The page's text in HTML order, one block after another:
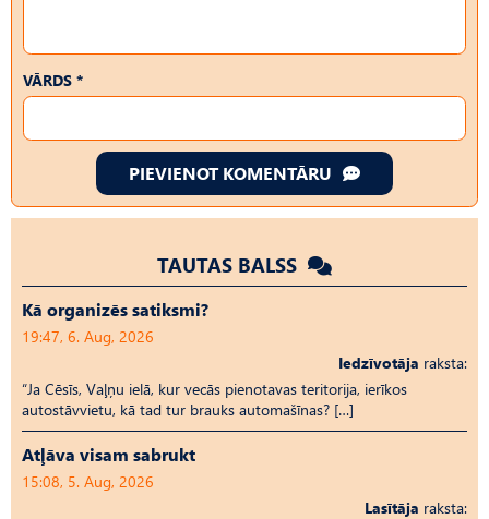
VĀRDS *
PIEVIENOT KOMENTĀRU
TAUTAS BALSS
Kā organizēs satiksmi?
19:47, 6. Aug, 2026
Iedzīvotāja raksta:
“Ja Cēsīs, Vaļņu ielā, kur vecās pienotavas teritorija, ierīkos
autostāvvietu, kā tad tur brauks automašīnas? […]
Atļāva visam sabrukt
15:08, 5. Aug, 2026
Lasītāja raksta: